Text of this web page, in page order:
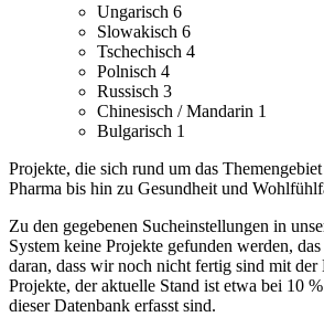
Ungarisch 6
Slowakisch 6
Tschechisch 4
Polnisch 4
Russisch 3
Chinesisch / Mandarin 1
Bulgarisch 1
Projekte, die sich rund um das
Pharma bis hin zu Gesundheit und
Zu den gegebenen Sucheinstellungen in
System keine Projekte gefunden werden,
daran, dass wir noch nicht fertig sind mit der
Projekte, der aktuelle Stand ist etwa bei 10
dieser Datenbank erfasst sind.